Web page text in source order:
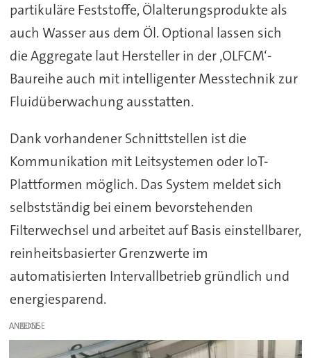
partikuläre Feststoffe, Ölalterungsprodukte als
auch Wasser aus dem Öl. Optional lassen sich
die Aggregate laut Hersteller in der ‚OLFCM‘-
Baureihe auch mit intelligenter Messtechnik zur
Fluidüberwachung ausstatten.
Dank vorhandener Schnittstellen ist die
Kommunikation mit Leitsystemen oder IoT-
Plattformen möglich. Das System meldet sich
selbstständig bei einem bevorstehenden
Filterwechsel und arbeitet auf Basis einstellbarer,
reinheitsbasierter Grenzwerte im
automatisierten Intervallbetrieb gründlich und
energiesparend.
ANZEIGE